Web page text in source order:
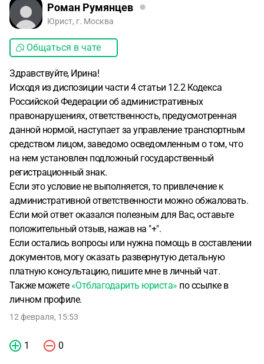
Роман Румянцев
Юрист, г. Москва
Общаться в чате
Здравствуйте, Ирина!
Исходя из диспозиции части 4 статьи 12.2 Кодекса
Российской Федерации об административных
правонарушениях, ответственность, предусмотренная
данной нормой, наступает за управление транспортным
средством лицом, заведомо осведомленным о том, что
на нем установлен подложный государственный
регистрационный знак.
Если это условие не выполняется, то привлечение к
административной ответственности можно обжаловать.
Если мой ответ оказался полезным для Вас, оставьте
положительный отзыв, нажав на "+".
Если остались вопросы или нужна помощь в составлении
документов, могу оказать развернутую детальную
платную консультацию, пишите мне в личный чат.
Также можете «Отблагодарить юриста» по ссылке в
личном профиле.
12 февраля, 15:53
1 0